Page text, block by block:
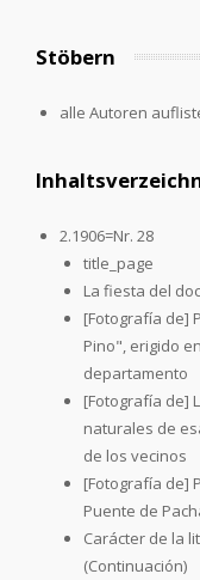
Stöbern
alle Autoren
2.1906=Nr. 28
title_page
La fiesta del
[Fotografía de]
Pino", erigido
departamento
[Fotografía de]
naturales de
de los vecinos
[Fotografía de]
Puente de
Carácter de la
(Continuación)